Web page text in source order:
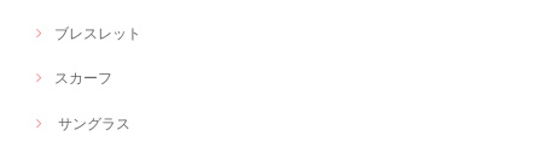
ブレスレット
スカーフ
サングラス